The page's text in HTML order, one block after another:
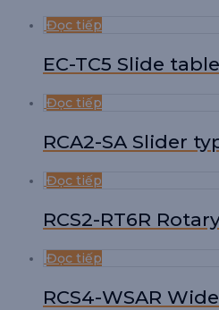
Đọc tiếp
EC-TC5 Slide
Đọc tiếp
RCA2-SA Slider
Đọc tiếp
RCS2-RT6R
Đọc tiếp
RCS4-WSAR